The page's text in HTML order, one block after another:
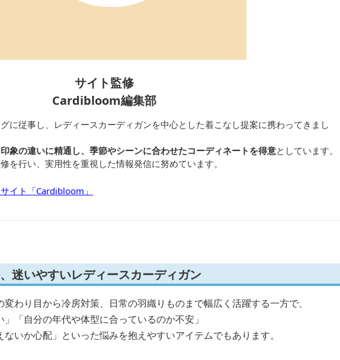
サイト監修
Cardibloom編集部
に従事し、レディースカーディガンを中心とした着こなし提案に携わってきまし
象の違いに精通し、季節やシーンに合わせたコーディネートを得意としています。
を行い、実用性を重視した情報発信に努めています。
イト「Cardibloom」
迷いやすいレディースカーディガン
わり目から冷房対策、日常の羽織りものまで幅広く活躍する一方で、
「自分の年代や体型に合っているのか不安」
ないか心配」といった悩みを抱えやすいアイテムでもあります。